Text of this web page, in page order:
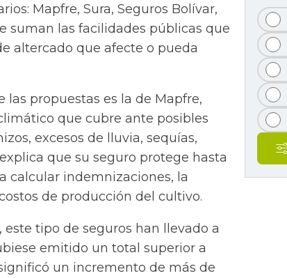
Mapfre, Sura, Seguros Bolívar,
suman las facilidades públicas que
altercado que afecte o pueda
las propuestas es la de Mapfre,
que cubre ante posibles
excesos de lluvia, sequías,
que su seguro protege hasta
calcular indemnizaciones, la
de producción del cultivo.
tipo de seguros han llevado a
emitido un total superior a
un incremento de más de